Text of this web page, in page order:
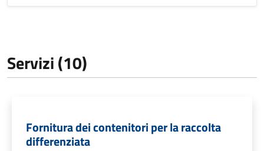
Servizi (10)
Fornitura dei contenitori per la raccolta
differenziata